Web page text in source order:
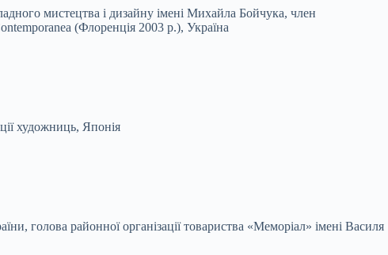
мистецтва і дизайну імені Михайла Бойчука, член
(Флоренція 2003 р.), Україна
художниць, Японія
голова районної організації товариства «Меморіал» імені Василя